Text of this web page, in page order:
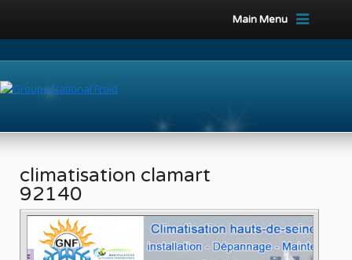
Main Menu
climatisation clamart
92140